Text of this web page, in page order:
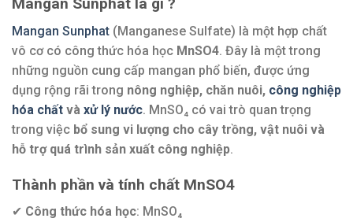
Mangan Sunphat là gì ?
Mangan Sunphat (Manganese Sulfate) là một hợp chất
vô cơ có công thức hóa học MnSO4. Đây là một trong
những nguồn cung cấp mangan phổ biến, được ứng
dụng rộng rãi trong nông nghiệp, chăn nuôi, công nghiệp
hóa chất và xử lý nước. MnSO₄ có vai trò quan trọng
trong việc bổ sung vi lượng cho cây trồng, vật nuôi và
hỗ trợ quá trình sản xuất công nghiệp.
Thành phần và tính chất MnSO4
✔ Công thức hóa học: MnSO₄